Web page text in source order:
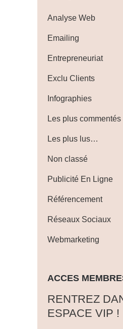
Analyse Web
Emailing
Entrepreneuriat
Exclu Clients
Infographies
Les plus commentés
Les plus lus…
Non classé
Publicité En Ligne
Référencement
Réseaux Sociaux
Webmarketing
ACCES
‎RENTREZ
ESPACE VIP !